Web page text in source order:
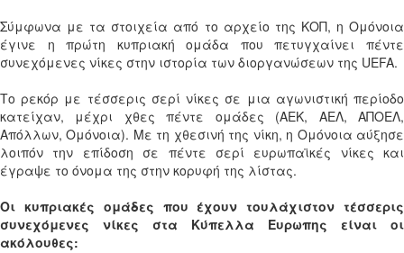
Σύμφωνα με τα στοιχεία από το αρχείο της ΚΟΠ, η Ομόνοια
έγινε η πρώτη κυπριακή ομάδα που πετυγχαίνει πέντε
συνεχόμενες νίκες στην ιστορία των διοργανώσεων της UEFA.
Το ρεκόρ με τέσσερις σερί νίκες σε μια αγωνιστική περίοδο
κατείχαν, μέχρι χθες πέντε ομάδες (ΑΕΚ, ΑΕΛ, ΑΠΟΕΛ,
Απόλλων, Ομόνοια). Με τη χθεσινή της νίκη, η Ομόνοια αύξησε
λοιπόν την επίδοση σε πέντε σερί ευρωπαϊκές νίκες και
έγραψε το όνομα της στην κορυφή της λίστας.
Οι κυπριακές ομάδες που έχουν τουλάχιστον τέσσερις
συνεχόμενες νίκες στα Κύπελλα Ευρωπης είναι οι
ακόλουθες: